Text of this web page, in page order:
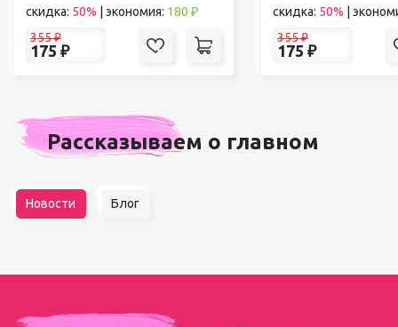
скидка: 50% экономия: 180 ₽
355₽
175 ₽
скидка: 50%
355₽
175 ₽
Рассказываем о главном
Новости Блог